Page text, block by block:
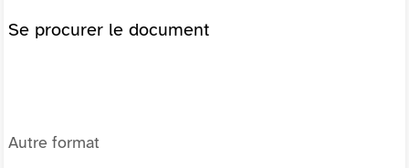
Se procurer le document
Autre format